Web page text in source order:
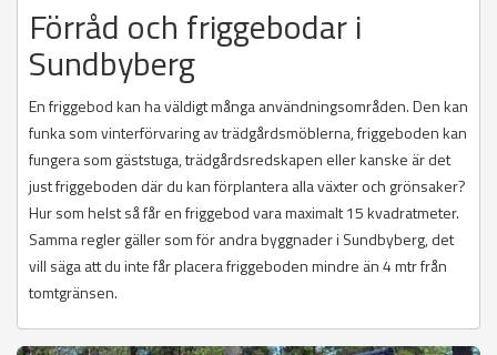
Förråd och friggebodar i
Sundbyberg
En friggebod kan ha väldigt många användningsområden. Den kan
funka som vinterförvaring av trädgårdsmöblerna, friggeboden kan
fungera som gäststuga, trädgårdsredskapen eller kanske är det
just friggeboden där du kan förplantera alla växter och grönsaker?
Hur som helst så får en friggebod vara maximalt 15 kvadratmeter.
Samma regler gäller som för andra byggnader i Sundbyberg, det
vill säga att du inte får placera friggeboden mindre än 4 mtr från
tomtgränsen.